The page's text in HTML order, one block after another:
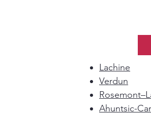
Lachine
Verdun
Ahuntsic-